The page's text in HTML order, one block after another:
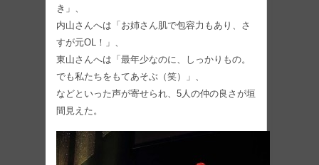
き」、
内山さんへは「お姉さん肌で包容力もあり、さ
すが元OL！」、
東山さんへは「最年少なのに、しっかりもの。
でも私たちをもてあそぶ（笑）」、
などといった声が寄せられ、5人の仲の良さが垣
間見えた。